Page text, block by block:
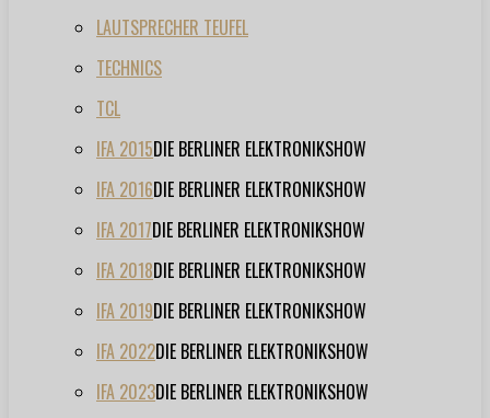
LAUTSPRECHER TEUFEL
TECHNICS
TCL
IFA 2015DIE BERLINER ELEKTRONIKSHOW
IFA 2016DIE BERLINER ELEKTRONIKSHOW
IFA 2017DIE BERLINER ELEKTRONIKSHOW
IFA 2018DIE BERLINER ELEKTRONIKSHOW
IFA 2019DIE BERLINER ELEKTRONIKSHOW
IFA 2022DIE BERLINER ELEKTRONIKSHOW
IFA 2023DIE BERLINER ELEKTRONIKSHOW